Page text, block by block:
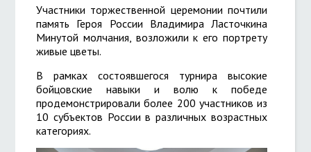
Участники торжественной церемонии почтили
память Героя России Владимира Ласточкина
Минутой молчания, возложили к его портрету
живые цветы.
В рамках состоявшегося турнира высокие
бойцовские навыки и волю к победе
продемонстрировали более 200 участников из
10 субъектов России в различных возрастных
категориях.